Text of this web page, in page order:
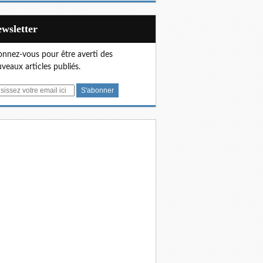
vous pour être averti des
articles publiés.